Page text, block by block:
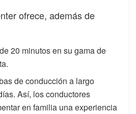
ofrece, además de
20 minutos en su gama de
de conducción a largo
Así, los conductores
en familia una experiencia